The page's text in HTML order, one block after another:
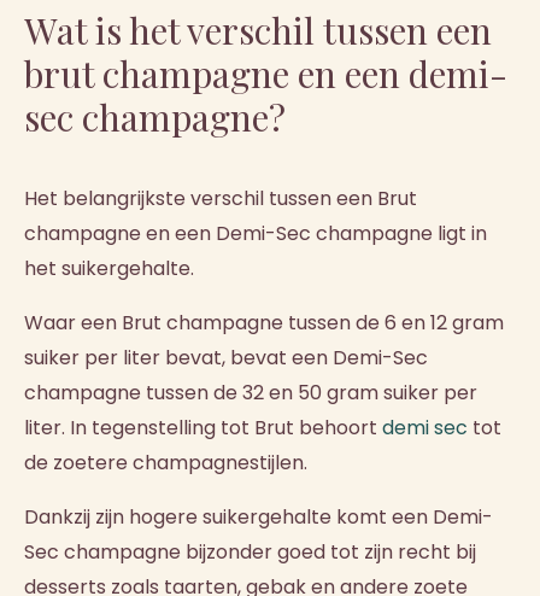
Wat is het verschil tussen een
brut champagne en een demi-
sec champagne?
Het belangrijkste verschil tussen een Brut
champagne en een Demi-Sec champagne ligt in
het suikergehalte.
Waar een Brut champagne tussen de 6 en 12 gram
suiker per liter bevat, bevat een Demi-Sec
champagne tussen de 32 en 50 gram suiker per
liter. In tegenstelling tot Brut behoort demi sec tot
de zoetere champagnestijlen.
Dankzij zijn hogere suikergehalte komt een Demi-
Sec champagne bijzonder goed tot zijn recht bij
desserts zoals taarten, gebak en andere zoete